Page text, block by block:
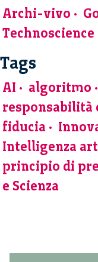
Archi-vivo
Tags
AI algoritmo
responsabilità
fiducia
Intelligenza
principio di
e Scienza